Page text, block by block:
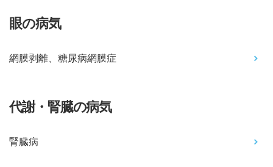
眼の病気
網膜剥離、糖尿病網膜症
代謝・腎臓の病気
腎臓病